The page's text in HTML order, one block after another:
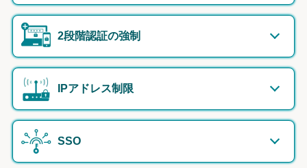
2段階認証の強制
IPアドレス制限
SSO